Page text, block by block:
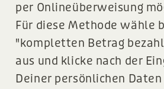
per Onlineüberweisung
Für diese Methode wähle
"kompletten Betrag
aus und klicke nach der
Deiner persönlichen